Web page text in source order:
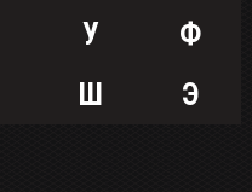
У
Ф
Ш
Э